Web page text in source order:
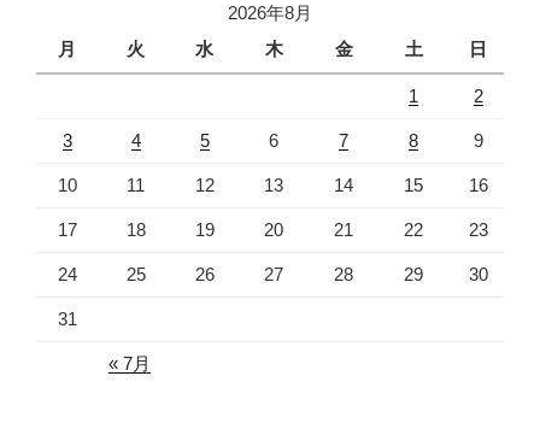
2026年8月
月
火 水 木 金 土 日
1 2
3 4 5 6 7 8 9
10 11 12 13 14 15 16
17 18 19 20 21 22 23
24 25 26 27 28 29 30
31
« 7月